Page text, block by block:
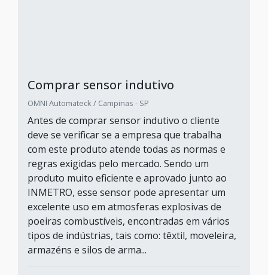
Comprar sensor indutivo
OMNI Automateck / Campinas - SP
Antes de comprar sensor indutivo o cliente
deve se verificar se a empresa que trabalha
com este produto atende todas as normas e
regras exigidas pelo mercado. Sendo um
produto muito eficiente e aprovado junto ao
INMETRO, esse sensor pode apresentar um
excelente uso em atmosferas explosivas de
poeiras combustíveis, encontradas em vários
tipos de indústrias, tais como: têxtil, moveleira,
armazéns e silos de arma...